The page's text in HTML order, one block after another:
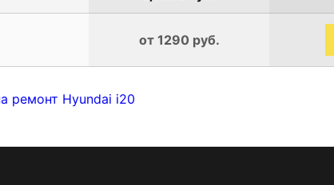
от 1290 руб.
ремонт Hyundai i20